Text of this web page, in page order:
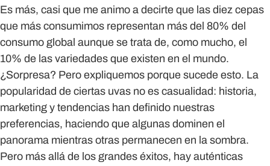
Es más, casi que me animo a decirte que las diez cepas
que más consumimos representan más del 80% del
consumo global aunque se trata de, como mucho, el
10% de las variedades que existen en el mundo.
¿Sorpresa? Pero expliquemos porque sucede esto. La
popularidad de ciertas uvas no es casualidad: historia,
marketing y tendencias han definido nuestras
preferencias, haciendo que algunas dominen el
panorama mientras otras permanecen en la sombra.
Pero más allá de los grandes éxitos, hay auténticas